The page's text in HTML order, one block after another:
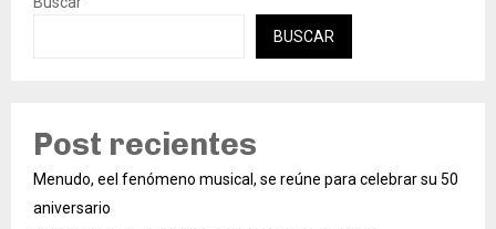
BUSCAR
Post recientes
Menudo, eel fenómeno musical, se reúne para celebrar su 50
aniversario